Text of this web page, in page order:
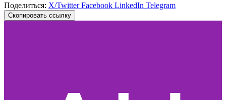
Поделиться: X/TwitterFacebook LinkedIn Telegram
Скопировать ссылку